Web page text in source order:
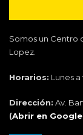
Somos un Centro
Lopez.
Horarios: Lunes a
Dirección: Av.
(Abrir en Google